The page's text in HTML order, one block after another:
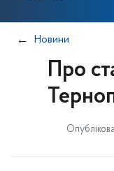
Новини
Про